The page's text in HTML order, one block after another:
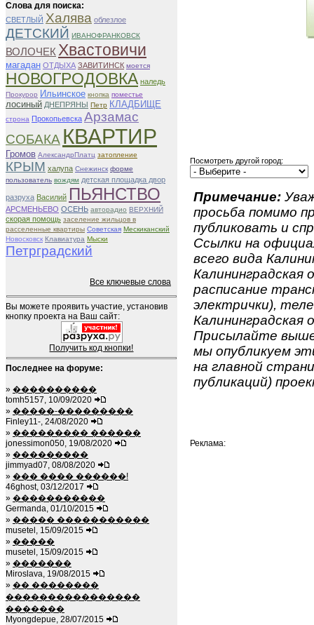
Слова для поиска:
СВЕТЛЫЙ Халява облезлое
ДЕТСКИЙ ИВАНОФРАНКОВСК
ВОЛОЧЕК Хвастовичи
магадан ОТДЫХА ЗАВИТИНСК моется
НОВОГРОДОВКА наледь
Прокурор Ильинское кнопка поместье
лосиный ДНЕПРЯНЫ Петр КЛАДБИЩЕ
строна Прокопьевска Арзамас
СОБАКА КВАРТИР
Громов АлександрПлатц затопление
КРЫМ халупа Снежинск форме
пользователь вождям детская площадка двор
разруха Василий ПЬЯНСТВО
АРСМЕНЬЕВО ОСЕНЬ авторадио ВЕРХНИЙ
скорая помощь заселение жильцов в
расселенные квартиры Советская Мескиканский
Новосковск Клавиатура Мыски
Петрградский
Все ключевые слова
Вы можете проявить участие, установив
кнопку проекта на Ваш сайт:
Получить код кнопки!
Последнее на форуме:
» ����������
tomh5157, 10/09/2020
» �����-���������
Finley11-, 24/08/2020
» ��������� ������
jonessimon050, 19/08/2020
» ���������
jimmyad07, 08/08/2020
» ��� ���� ������!
46ghost, 03/12/2017
» �����������
Germanda, 01/10/2015
» ����� �����������
musetel, 15/09/2015
» �����
musetel, 15/09/2015
» �������
Miroslava, 19/08/2015
» �� ��������
����������������
�������
Myongdepue, 28/07/2015
Посмотреть другой город:
Примечание:
просьба помимо
публиковать и
Ссылки на
всего вида
Калининградская
расписание
электрички),
Калининградская
Присылайте
мы опубликуем
на главной
публикаций)
Реклама: